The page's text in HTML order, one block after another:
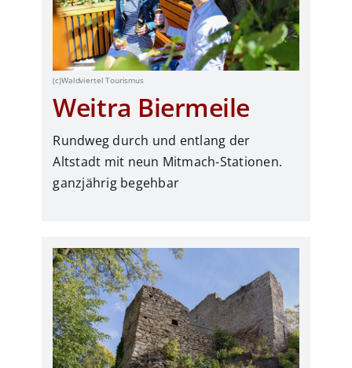
(c)Waldviertel Tourismus
Weitra Biermeile
Rundweg durch und entlang der
Altstadt mit neun Mitmach-Stationen.
ganzjährig begehbar